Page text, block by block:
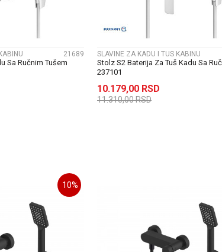
21689
Sa Ručnim Tušem
SLAVINE ZA KADU I TUS KABINU
Stolz S2 Baterija Za Tuš Kadu Sa
237101
10.179,00 RSD
11.310,00RSD
10%